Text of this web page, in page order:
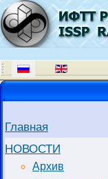
Главная
НОВОСТИ
Архив